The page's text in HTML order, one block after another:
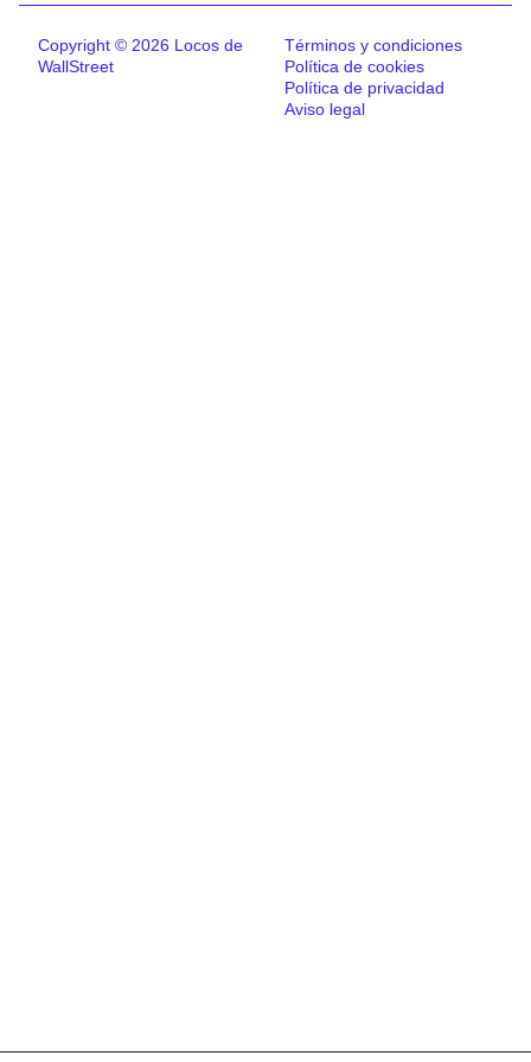
Copyright © 2026 Locos de
WallStreet
Términos y condiciones
Política de cookies
Política de privacidad
Aviso legal